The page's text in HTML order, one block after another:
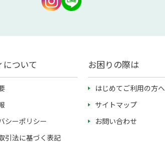
について
シーポリシー
引法に基づく表記
お困りの際は
はじめてご利用の方へ
サイトマップ
お問い合わせ